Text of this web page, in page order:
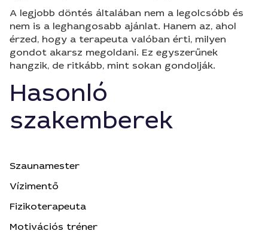
A legjobb döntés általában nem a legolcsóbb és
nem is a leghangosabb ajánlat. Hanem az, ahol
érzed, hogy a terapeuta valóban érti, milyen
gondot akarsz megoldani. Ez egyszerűnek
hangzik, de ritkább, mint sokan gondolják.
Hasonló
szakemberek
Szaunamester
Vízimentő
Fizikoterapeuta
Motivációs tréner